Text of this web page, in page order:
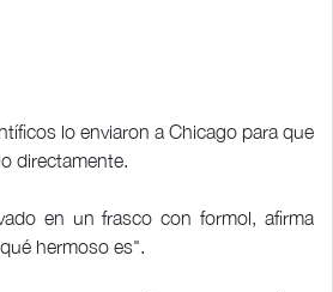
lo enviaron a Chicago para que
directamente.
en un frasco con formol, afirma
hermoso es".